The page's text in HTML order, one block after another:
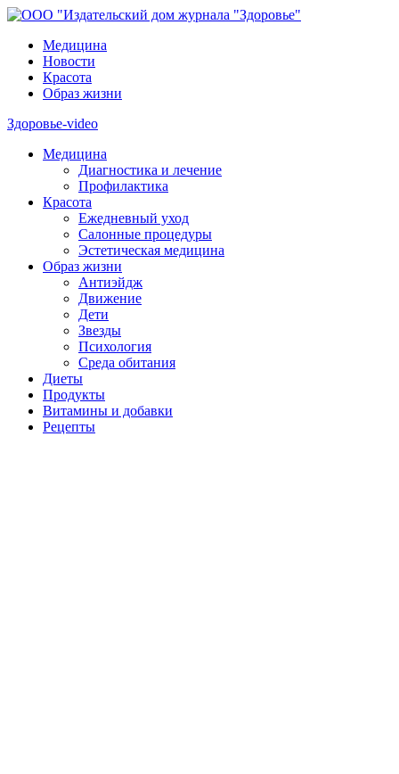
Медицина
Новости
Красота
Образ жизни
Здоровье-video
Медицина
Диагностика и лечение
Профилактика
Красота
Ежедневный уход
Салонные процедуры
Эстетическая медицина
Образ жизни
Антиэйдж
Движение
Дети
Звезды
Психология
Среда обитания
Диеты
Продукты
Витамины и добавки
Рецепты